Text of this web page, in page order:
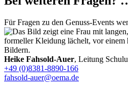
Für Fragen zu den Genuss-Events
Heike Fahsold-Auer, Leitung
+49 (0)8381-8890-166
fahsold-auer@oema.de